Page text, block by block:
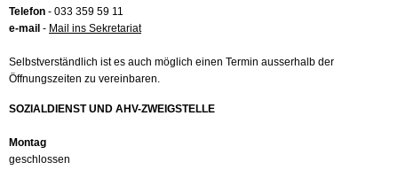
Telefon - 033 359 59 11
e-mail - Mail ins Sekretariat
Selbstverständlich ist es auch möglich einen Termin ausserhalb der
Öffnungszeiten zu vereinbaren.
SOZIALDIENST UND AHV-ZWEIGSTELLE
Montag
geschlossen